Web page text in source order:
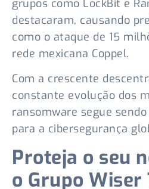
grupos como LockBit e
destacaram, causando
como o ataque de 15
rede mexicana Coppel.
Com a crescente
constante evolução dos
ransomware segue
para a cibersegurança
Proteja o seu
o Grupo Wiser